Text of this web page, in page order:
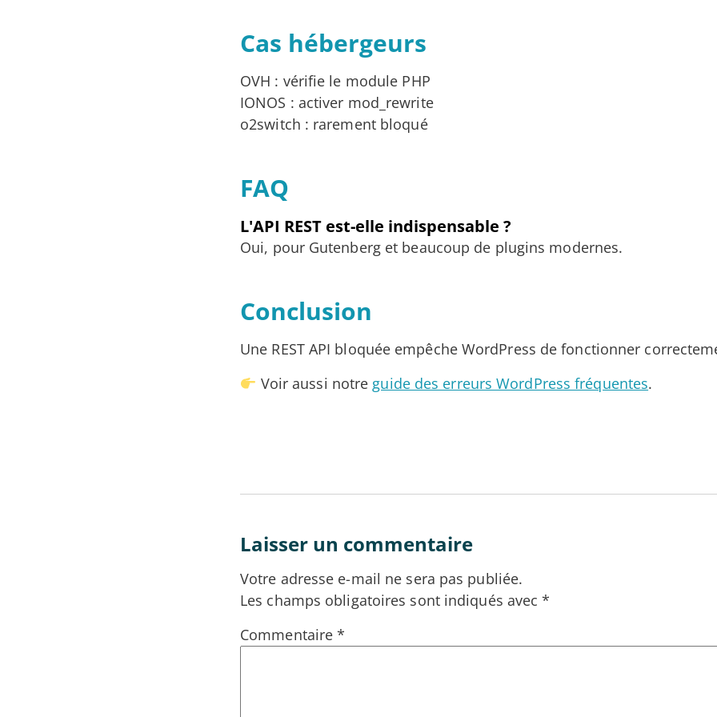
Cas hébergeurs
OVH : vérifie le module PHP
IONOS : activer mod_rewrite
o2switch : rarement bloqué
FAQ
L'API REST est-elle indispensable ?
Oui, pour Gutenberg et beaucoup de plugins modernes.
Conclusion
Une REST API bloquée empêche WordPress de fonctionner
Voir aussi notre guide des erreurs WordPress fréquentes.
Laisser un commentaire
Votre adresse e-mail ne sera pas publiée.
Les champs obligatoires sont indiqués avec*
Commentaire*